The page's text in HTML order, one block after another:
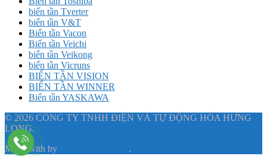
biến tần Tverter
biến tần V&T
Biến tần Vacon
Biến tần Veichi
biến tần Veikong
biến tần Vicruns
BIẾN TẦN VISION
BIẾN TẦN WINNER
Biến tần YASKAWA
© 2026 CÔNG TY TNHH ĐIỆN VÀ TỰ ĐỘNG HÓA HƯNG
LONG.
Made with by .